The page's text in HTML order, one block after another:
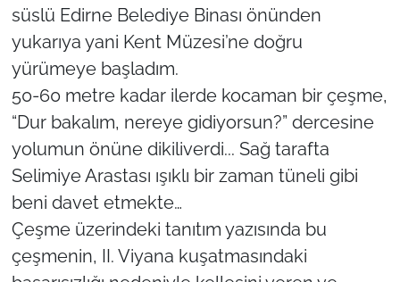
süslü Edirne Belediye Binası önünden
yukarıya yani Kent Müzesi’ne doğru
yürümeye başladım.
50-60 metre kadar ilerde kocaman bir çeşme,
“Dur bakalım, nereye gidiyorsun?” dercesine
yolumun önüne dikiliverdi... Sağ tarafta
Selimiye Arastası ışıklı bir zaman tüneli gibi
beni davet etmekte…
Çeşme üzerindeki tanıtım yazısında bu
çeşmenin, II. Viyana kuşatmasındaki